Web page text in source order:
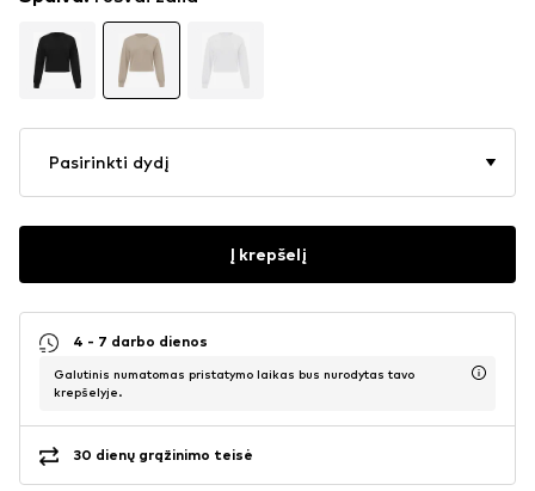
Pasirinkti dydį
Į krepšelį
4 - 7 darbo dienos
Galutinis numatomas pristatymo laikas bus nurodytas tavo
krepšelyje.
30 dienų grąžinimo teisė